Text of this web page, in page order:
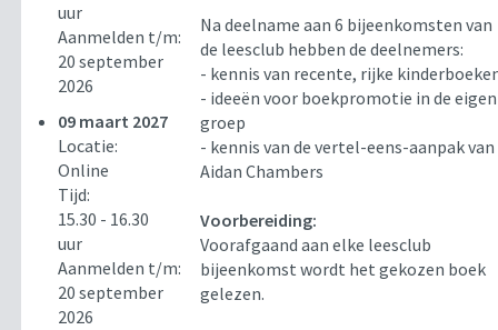
uur
Aanmelden t/m:
20 september
2026
09 maart 2027
Locatie:
Online
Tijd:
15.30 - 16.30
uur
Aanmelden t/m:
20 september
2026
Na deelname aan 6 bijeenkomsten van
de leesclub hebben de deelnemers:
- kennis van recente, rijke
- ideeën voor boekpromotie in de eigen
groep
- kennis van de vertel-eens-aanpak van
Aidan Chambers
Voorbereiding:
Voorafgaand aan elke leesclub
bijeenkomst wordt het gekozen boek
gelezen.